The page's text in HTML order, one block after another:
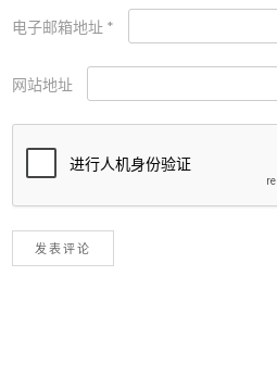
电子邮箱地址 *
网站地址